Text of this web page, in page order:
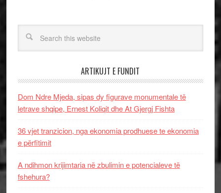
ARTIKUJT E FUNDIT
Dom Ndre Mjeda, sipas dy figurave monumentale të
letrave shqipe, Ernest Koliqit dhe At Gjergj Fishta
36 vjet tranzicion, nga ekonomia prodhuese te ekonomia
e përfitimit
A ndihmon krijimtaria në zbulimin e potencialeve të
fshehura?